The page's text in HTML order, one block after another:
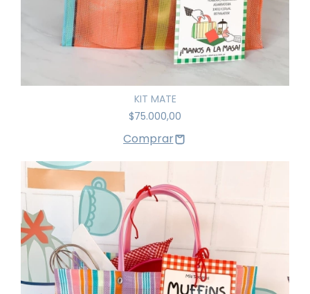
KIT MATE
$75.000,00